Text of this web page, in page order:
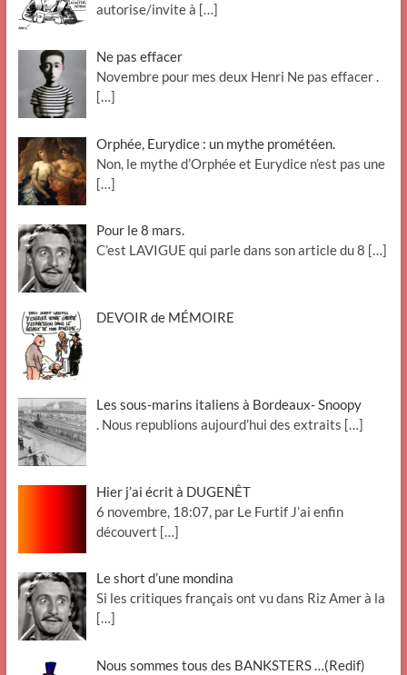
autorise/invite à […]
Ne pas effacer
Novembre pour mes deux Henri Ne pas effacer .
[…]
Orphée, Eurydice : un mythe prométéen.
Non, le mythe d’Orphée et Eurydice n’est pas une
[…]
Pour le 8 mars.
C’est LAVIGUE qui parle dans son article du 8 […]
DEVOIR de MÉMOIRE
Les sous-marins italiens à Bordeaux- Snoopy
. Nous republions aujourd’hui des extraits […]
Hier j’ai écrit à DUGENÊT
6 novembre, 18:07, par Le Furtif J’ai enfin
découvert […]
Le short d’une mondina
Si les critiques français ont vu dans Riz Amer à la
[…]
Nous sommes tous des BANKSTERS …(Redif)